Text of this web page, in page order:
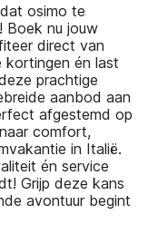
osimo te
Boek nu jouw
direct van
kortingen én last
prachtige
aanbod aan
afgestemd op
comfort,
in Italië.
én service
Grijp deze kans
avontuur begint